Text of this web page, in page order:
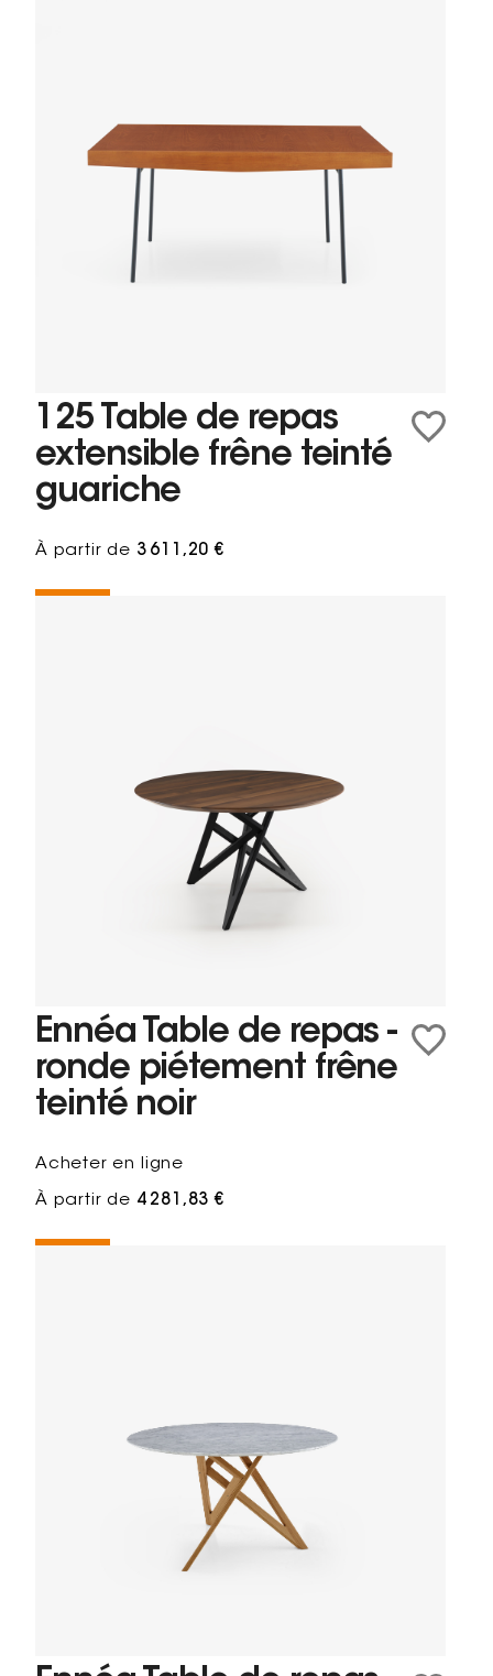
125 Table de repas
extensible frêne teinté
guariche
À partir de 3 611,20 €
Ennéa Table de repas -
ronde piétement frêne
teinté noir
Acheter en ligne
À partir de 4 281,83 €